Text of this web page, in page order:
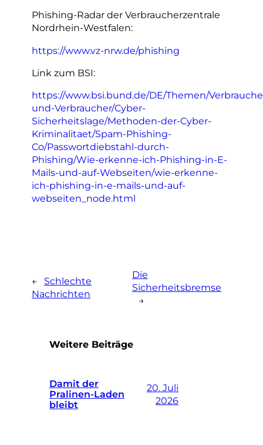
Phishing-Radar der Verbraucherzentrale
Nordrhein-Westfalen:
https://www.vz-nrw.de/phishing
Link zum BSI:
https://www.bsi.bund.de/DE/Themen/
und-Verbraucher/Cyber-
Sicherheitslage/Methoden-der-Cyber-
Kriminalitaet/Spam-Phishing-
Co/Passwortdiebstahl-durch-
Phishing/Wie-erkenne-ich-Phishing-in-E-
Mails-und-auf-Webseiten/wie-erkenne-
ich-phishing-in-e-mails-und-auf-
webseiten_node.html
←
Schlechte
Nachrichten
Die
Sicherheitsbremse
→
Weitere Beiträge
Damit der
Pralinen-Laden
bleibt
20. Juli
2026